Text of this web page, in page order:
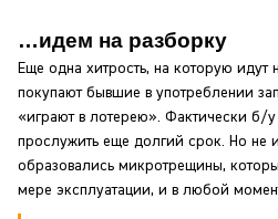
…идем на разборку
Еще одна хитрость, на которую
покупают бывшие в употреблении
«играют в лотерею». Фактически б/у
прослужить еще долгий срок. Но не
образовались микротрещины,
мере эксплуатации, и в любой